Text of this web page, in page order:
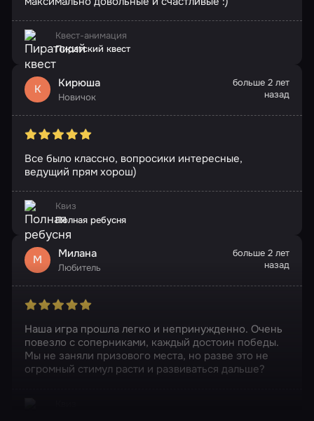
Квест-анимация
Пиратский квест
К Кирюша
Новичок
больше 2 лет
назад
Все было классно, вопросики интересные,
ведущий прям хорош)
Квиз
Полная ребусня
М Милана
Любитель
больше 2 лет
назад
Наша игра прошла легко и непринужденно. Очень
повезло с соперниками, каждый достоин победы.
Мы не заняли призового места, но разве это не
огромный стимул расти и развиваться дальше?